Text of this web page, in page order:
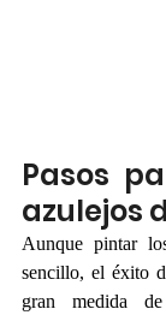
Pasos
azulejos
Aunque pintar
sencillo, el éxito
gran medida